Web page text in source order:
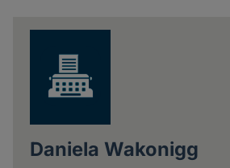
Daniela Wakonigg